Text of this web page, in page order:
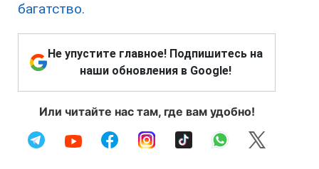
багатство.
Не упустите главное! Подпишитесь на
наши обновления в Google!
Или читайте нас там, где вам удобно!